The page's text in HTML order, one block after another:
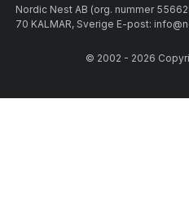
Nordic Nest AB (org. nummer
70 KALMAR, Sverige E-post:
© 2002 - 2026